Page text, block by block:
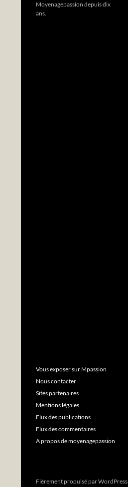
Moyenagepassion depuis dix
ans.
Vous exposer sur Mpassion
Nous contacter
Sites partenaires
Mentions légales
Flux des publications
Flux des commentaires
A propos de moyenagepassion
Fièrement propulsé par WordPress